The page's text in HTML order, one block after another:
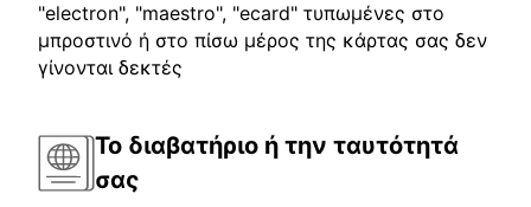
"electron", "maestro", "ecard" τυπωμένες στο
μπροστινό ή στο πίσω μέρος της κάρτας σας δεν
γίνονται δεκτές
Το διαβατήριο ή την ταυτότητά
σας